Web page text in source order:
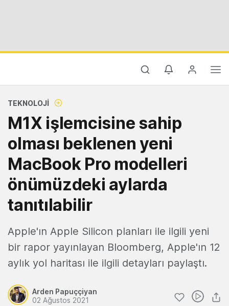
TEKNOLOJI
M1X işlemcisine sahip
olması beklenen yeni
MacBook Pro modelleri
önümüzdeki aylarda
tanıtılabilir
Apple'ın Apple Silicon planları ile ilgili yeni
bir rapor yayınlayan Bloomberg, Apple'ın 12
aylık yol haritası ile ilgili detayları paylaştı.
Arden Papuççiyan
02 Ağustos 2021